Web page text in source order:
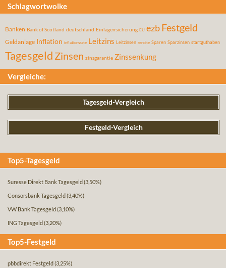
Schlagwortwolke
Banken Bank of Scotland deutschland Einlagensicherung EU ezbFestgeld
Geldanlage Inflation inflationsrate Leitzins Leitzinsen rendite Sparen Sparzinsen startguthaben
Tagesgeld Zinsen zinsgarantie Zinssenkung
Vergleiche:
Tagesgeld-Vergleich
Festgeld-Vergleich
Top5-Tagesgeld
Suresse Direkt Bank Tagesgeld (3,50%)
Consorsbank Tagesgeld (3,40%)
VW Bank Tagesgeld (3,10%)
ING Tagesgeld (3,20%)
Top5-Festgeld
pbbdirekt Festgeld (3,25%)